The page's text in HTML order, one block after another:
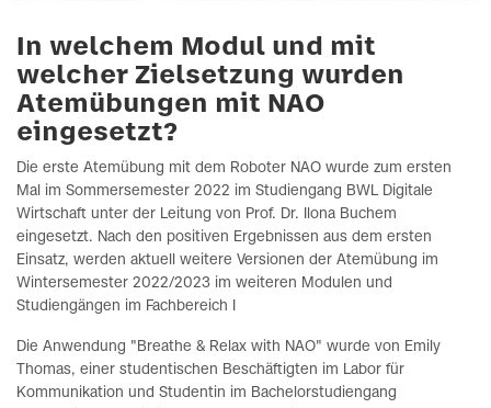
In welchem Modul und mit
welcher Zielsetzung wurden
Atemübungen mit NAO
eingesetzt?
Die erste Atemübung mit dem Roboter NAO wurde zum ersten
Mal im Sommersemester 2022 im Studiengang BWL Digitale
Wirtschaft unter der Leitung von Prof. Dr. Ilona Buchem
eingesetzt. Nach den positiven Ergebnissen aus dem ersten
Einsatz, werden aktuell weitere Versionen der Atemübung im
Wintersemester 2022/2023 im weiteren Modulen und
Studiengängen im Fachbereich I
Die Anwendung "Breathe & Relax with NAO" wurde von Emily
Thomas, einer studentischen Beschäftigten im Labor für
Kommunikation und Studentin im Bachelorstudiengang